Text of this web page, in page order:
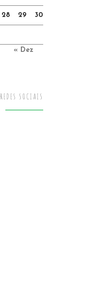
28 29 30
« Dez
REDES SOCIAIS